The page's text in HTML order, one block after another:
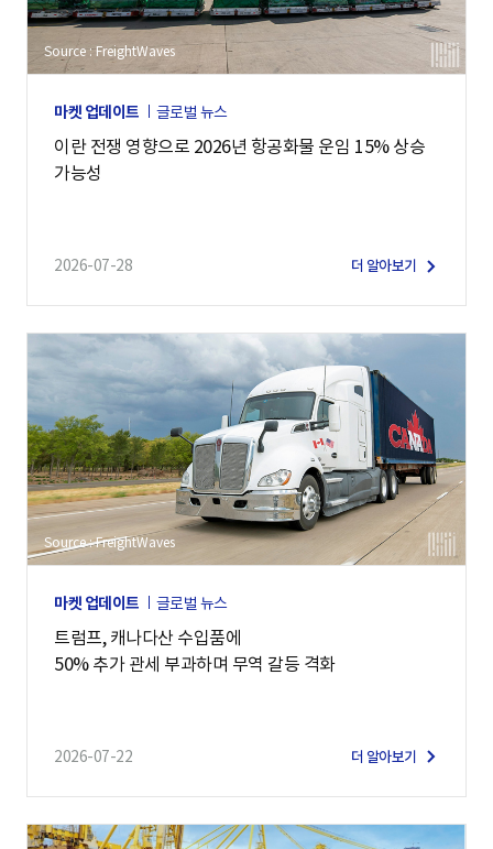
Source : FreightWaves
마켓 업데이트 글로벌 뉴스
이란 전쟁 영향으로 2026년 항공화물 운임 15% 상승
가능성
2026-07-28 더 알아보기
Source : FreightWaves
마켓 업데이트 글로벌 뉴스
트럼프, 캐나다산 수입품에
50% 추가 관세 부과하며 무역 갈등 격화
2026-07-22 더 알아보기